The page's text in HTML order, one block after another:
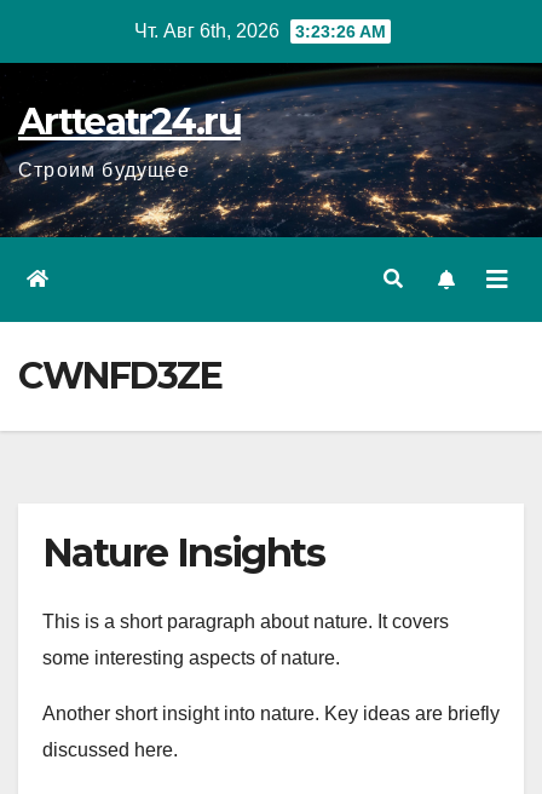
Чт. Авг 6th, 2026 3:23:27 AM
Artteatr24.ru
Строим будущее
CWNFD3ZE
Nature Insights
This is a short paragraph about nature. It covers
some interesting aspects of nature.
Another short insight into nature. Key ideas are briefly
discussed here.